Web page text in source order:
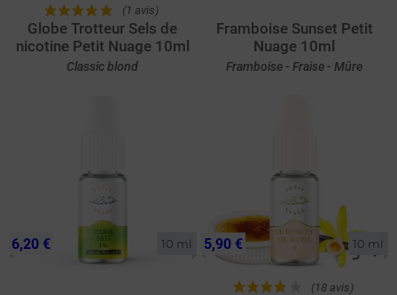
(1 avis)
Globe Trotteur Sels de
nicotine Petit Nuage 10ml
Classic blond
Framboise Sunset Petit
Nuage 10ml
Framboise - Fraise - Mûre
10 ml
6,20 € 10 ml
(18 avis)
5,90 €